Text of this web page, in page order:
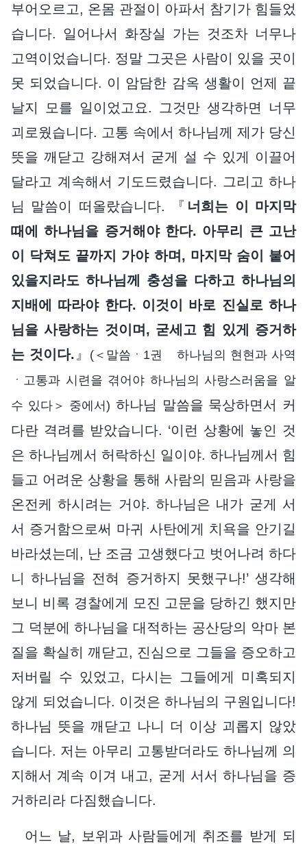
부어오르고, 온몸 관절이 아파서 참기가 힘들었
습니다. 일어나서 화장실 가는 것조차 너무나
고역이었습니다. 정말 그곳은 사람이 있을 곳이
못 되었습니다. 이 암담한 감옥 생활이 언제 끝
날지 모를 일이었고요. 그것만 생각하면 너무
괴로웠습니다. 고통 속에서 하나님께 제가 당신
뜻을 깨닫고 강해져서 굳게 설 수 있게 이끌어
달라고 계속해서 기도드렸습니다. 그리고 하나
님 말씀이 떠올랐습니다. 『 너희는 이 마지막
때에 하나님을 증거해야 한다. 아무리 큰 고난
이 닥쳐도 끝까지 가야 하며, 마지막 숨이 붙어
있을지라도 하나님께 충성을 다하고 하나님의
지배에 따라야 한다. 이것이 바로 진실로 하나
님을 사랑하는 것이며, 굳세고 힘 있게 증거하
는 것이다. 』 (＜말씀ㆍ1권 하나님의 현현과 사역
ㆍ고통과 시련을 겪어야 하나님의 사랑스러움을 알
수 있다＞ 중에서) 하나님 말씀을 묵상하면서 커
다란 격려를 받았습니다. ‘이런 상황에 놓인 것
은 하나님께서 허락하신 일이야. 하나님께서 힘
들고 어려운 상황을 통해 사람의 믿음과 사랑을
온전케 하시려는 거야. 하나님은 내가 굳게 서
서 증거함으로써 마귀 사탄에게 치욕을 안기길
바라셨는데, 난 조금 고생했다고 벗어나려 하다
니 하나님을 전혀 증거하지 못했구나!’ 생각해
보니 비록 경찰에게 모진 고문을 당하긴 했지만
그 덕분에 하나님을 대적하는 공산당의 악마 본
질을 확실히 깨닫고, 진심으로 그들을 증오하고
저버릴 수 있었고, 다시는 그들에게 미혹되지
않게 되었습니다. 이것은 하나님의 구원입니다!
하나님 뜻을 깨닫고 나니 더 이상 괴롭지 않았
습니다. 저는 아무리 고통받더라도 하나님께 의
지해서 계속 이겨 내고, 굳게 서서 하나님을 증
거하리라 다짐했습니다.
어느 날, 보위과 사람들에게 취조를 받게 되